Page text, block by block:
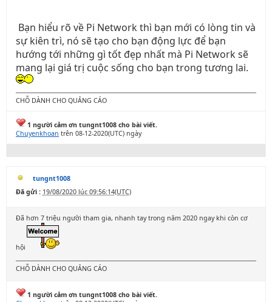
Bạn hiểu rõ về Pi Network thì bạn mới có lòng tin và
sự kiên trì, nó sẽ tạo cho bạn động lực để bạn
hướng tới những gì tốt đẹp nhất mà Pi Network sẽ
mang lại giá trị cuộc sống cho bạn trong tương lai.
CHỖ DÀNH CHO QUẢNG CÁO
1 người cảm ơn tungnt1008 cho bài viết.
Chuyenkhoan trên 08-12-2020(UTC) ngày
tungnt1008
Đã gửi : 19/08/2020 lúc 09:56:14(UTC)
Đã hơn 7 triệu người tham gia, nhanh tay trong năm 2020 ngay khi còn cơ
hội
CHỖ DÀNH CHO QUẢNG CÁO
1 người cảm ơn tungnt1008 cho bài viết.